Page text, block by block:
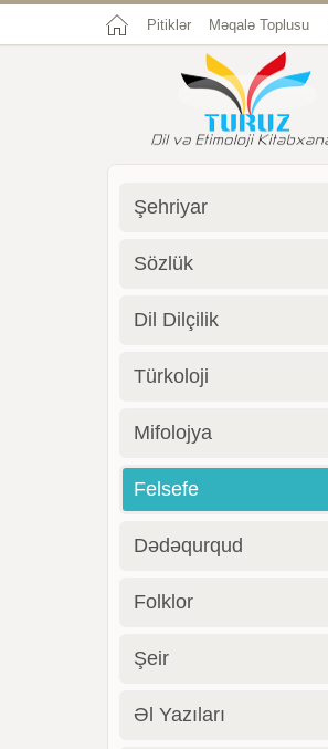
Pitiklər Məqalə Toplusu
Şehriyar
Sözlük
Dil Dilçilik
Türkoloji
Mifolojya
Felsefe
Dədəqurqud
Folklor
Şeir
Əl Yazıları